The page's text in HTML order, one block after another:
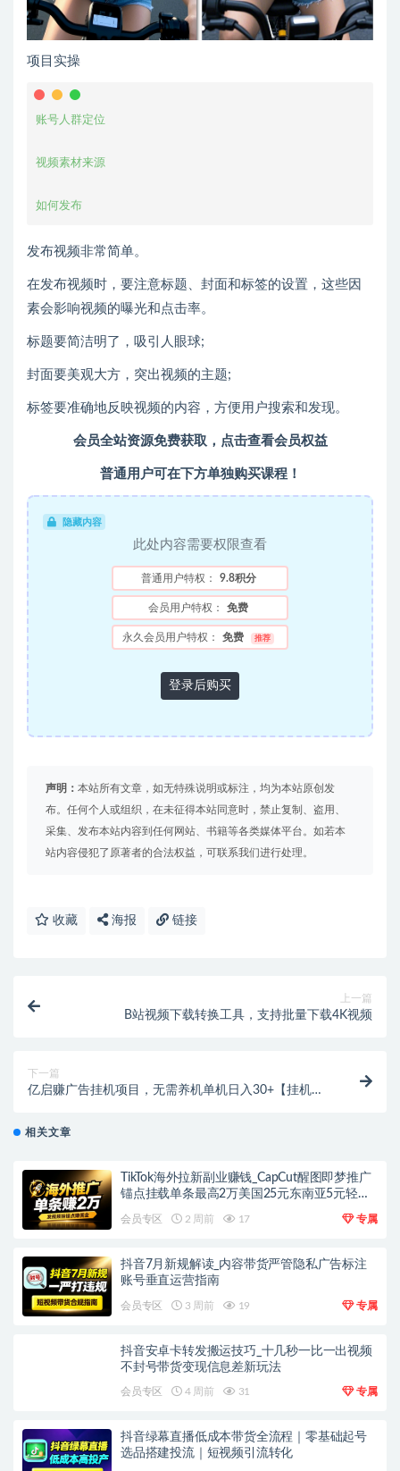
项目实操
账号人群定位
视频素材来源
如何发布
发布视频非常简单。
在发布视频时，要注意标题、封面和标签的设置，这些因
素会影响视频的曝光和点击率。
标题要简洁明了，吸引人眼球;
封面要美观大方，突出视频的主题;
标签要准确地反映视频的内容，方便用户搜索和发现。
会员全站资源免费获取，点击查看会员权益
普通用户可在下方单独购买课程！
隐藏内容
此处内容需要权限查看
普通用户特权： 9.8积分
会员用户特权： 免费
永久会员用户特权： 免费 推荐
登录后购买
声明： 本站所有文章，如无特殊说明或标注，均为本站原创发
布。任何个人或组织，在未征得本站同意时，禁止复制、盗用、
采集、发布本站内容到任何网站、书籍等各类媒体平台。如若本
站内容侵犯了原著者的合法权益，可联系我们进行处理。
收藏 海报 链接
上一篇
B站视频下载转换工具，支持批量下载4K视频
下一篇
亿启赚广告挂机项目，无需养机单机日入30+【挂机脚
相关文章
TikTok海外拉新副业赚钱_CapCut醒图即梦推广
锚点挂载单条最高2万美国25元东南亚5元轻资
会员专区 2 周前 17 专属
抖音7月新规解读_内容带货严管隐私广告标注
账号垂直运营指南
会员专区 3 周前 19 专属
抖音安卓卡转发搬运技巧_十几秒一比一出视频
不封号带货变现信息差新玩法
会员专区 4 周前 31 专属
抖音绿幕直播低成本带货全流程｜零基础起号
选品搭建投流｜短视频引流转化